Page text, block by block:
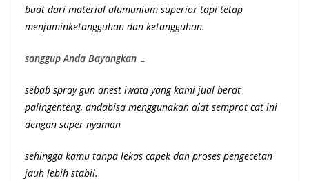
buat dari material alumunium superior tapi tetap
menjaminketangguhan dan ketangguhan.
sanggup Anda Bayangkan …
sebab spray gun anest iwata yang kami jual berat
palingenteng, andabisa menggunakan alat semprot cat ini
dengan super nyaman
sehingga kamu tanpa lekas capek dan proses pengecetan
jauh lebih stabil.